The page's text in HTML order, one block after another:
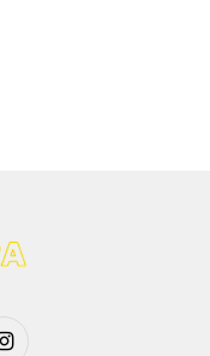
Instagram